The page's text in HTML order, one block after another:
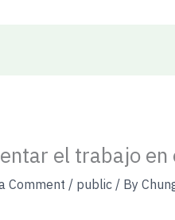
el trabajo
Comment / public/ By